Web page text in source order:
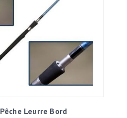
Pêche Leurre Bord